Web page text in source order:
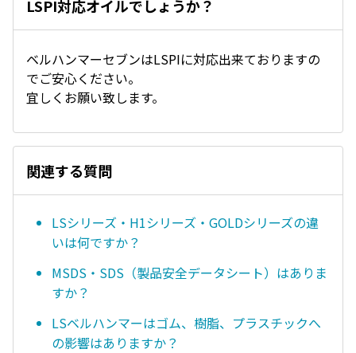
LSPI対応オイルでしょうか？
ベルハンマーセブンはLSPIに対応出来ておりますの
でご安心ください。
宜しくお願い致します。
関連する質問
LSシリーズ・H1シリーズ・GOLDシリーズの違
いは何ですか？
MSDS・SDS（製品安全データシート）はありま
すか？
LSベルハンマーはゴム、樹脂、プラスチックへ
の影響はありますか？